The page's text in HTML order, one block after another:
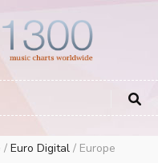
/ Euro Digital / Europe